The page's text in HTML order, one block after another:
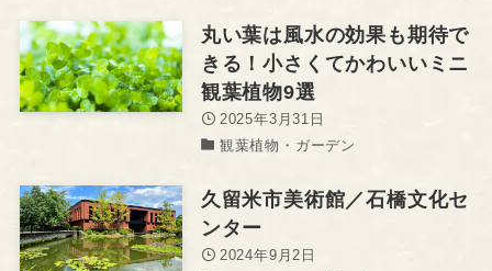
丸い葉は風水の効果も期待で
きる！小さくてかわいいミニ
観葉植物9選
2025年3月31日
観葉植物・ガーデン
久留米市美術館／石橋文化セ
ンター
2024年9月2日